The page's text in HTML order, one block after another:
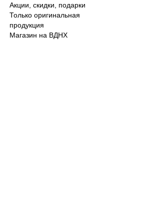
Акции, скидки, подарки
Только оригинальная
продукция
Магазин на ВДНХ